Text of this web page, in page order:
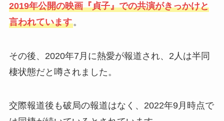
2019年公開の映画『貞子』での共演がきっかけと
言われています。
その後、2020年7月に熱愛が報道され、2人は半同
棲状態だと噂されました。
交際報道後も破局の報道はなく、2022年9月時点で